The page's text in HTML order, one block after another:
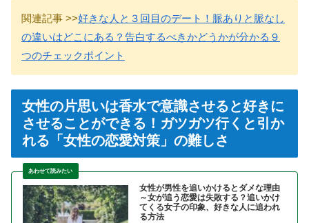
関連記事 >>好きな人と３回目のデート！脈ありと脈なし
の違いはどこにある？告白するべきかどうかが分かる９
つのチェックポイント
女性の片思いは香水で意識させると好きに
させることができる！ガツガツ行くと引か
れる「女性の恋愛対策」の難しさ
女性が男性を追いかけるとダメな理由
～女が追う恋愛は失敗する？追いかけ
てくる女子の印象、好きな人に追われ
る方法